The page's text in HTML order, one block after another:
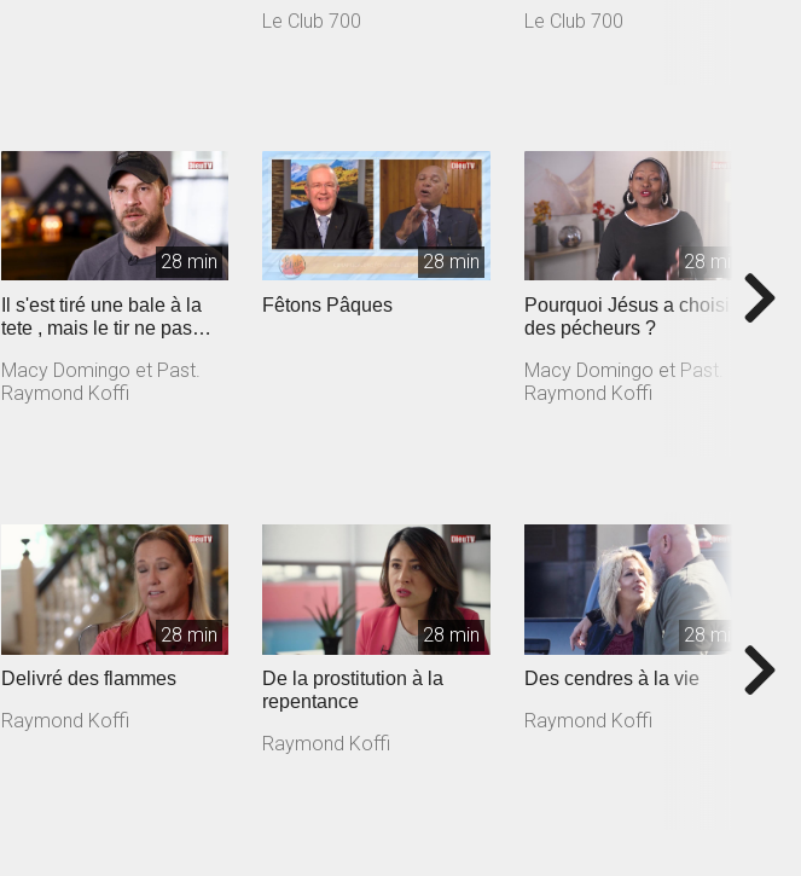
avec ces substances.
Le Club 700
souffrances. À 15 ans, elle
Le Club 700
28 min
Il s'est tiré une bale à la
tete , mais le tir ne pas
Macy Domingo et Past.
Raymond Koffi
28 min
Fêtons Pâques
28 min
Pourquoi Jésus a choisi
des pécheurs ?
Macy Domingo et Past.
Raymond Koffi
28 min
Delivré des flammes
Raymond Koffi
28 min
De la prostitution à la
repentance
Raymond Koffi
28 min
Des cendres à la vie
Raymond Koffi